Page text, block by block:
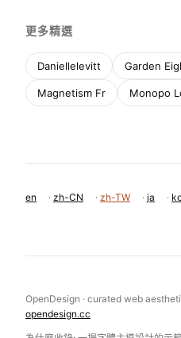
更多精選
Daniellelevitt Garden
Magnetism Fr Monopo
en · zh-CN · zh-TW · ja ·
OpenDesign · curated web
opendesign.cc